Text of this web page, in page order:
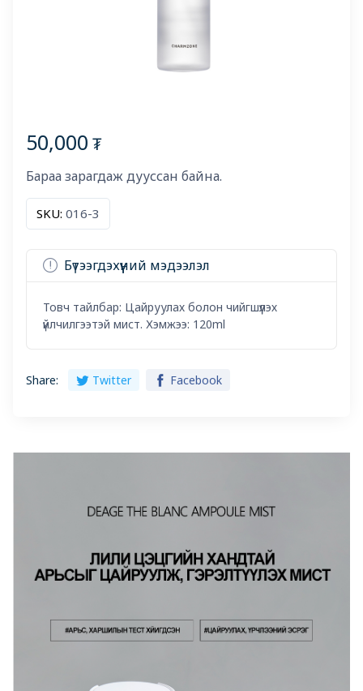
50,000 ₮
Бараа зарагдаж дууссан байна.
SKU: 016-3
Бүтээгдэхүүний мэдээлэл
Товч тайлбар: Цайруулах болон чийгшүүлэх
үйлчилгээтэй мист. Хэмжээ: 120ml
Share: Twitter Facebook